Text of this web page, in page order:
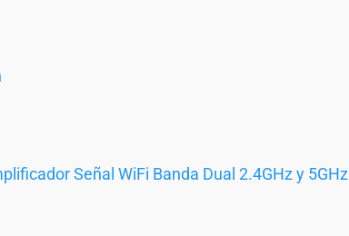
Señal WiFi Banda Dual 2.4GHz y 5GHz